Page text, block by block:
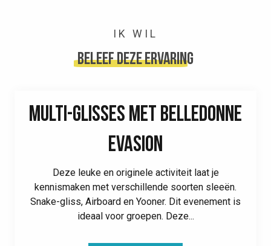
IK WIL
beleef deze ervaring
MULTI-GLISSES MET BELLEDONNE
EVASION
Deze leuke en originele activiteit laat je
kennismaken met verschillende soorten sleeën.
Snake-gliss, Airboard en Yooner. Dit evenement is
ideaal voor groepen. Deze...